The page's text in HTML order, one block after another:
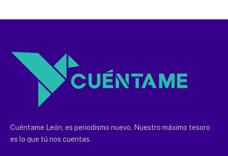
Cuéntame León, es periodismo nuevo. Nuestro máximo tesoro
es lo que tú nos cuentas.